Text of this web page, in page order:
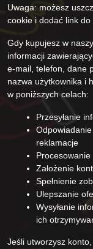
Uwaga: możesz
cookie i dodać link do
Gdy kupujesz w
informacji
e-mail, telefon, dane
nazwa użytkownika i
w poniższych celach:
Przesyłanie
reklamacje
Procesowanie
Założenie
Spełnienie
Ulepszanie
Wysyłanie
ich
Jeśli utworzysz